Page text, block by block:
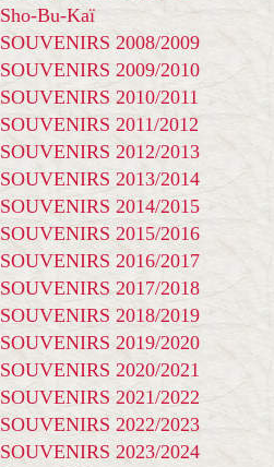
Sho-Bu-Kaï
SOUVENIRS 2008/2009
SOUVENIRS 2009/2010
SOUVENIRS 2010/2011
SOUVENIRS 2011/2012
SOUVENIRS 2012/2013
SOUVENIRS 2013/2014
SOUVENIRS 2014/2015
SOUVENIRS 2015/2016
SOUVENIRS 2016/2017
SOUVENIRS 2017/2018
SOUVENIRS 2018/2019
SOUVENIRS 2019/2020
SOUVENIRS 2020/2021
SOUVENIRS 2021/2022
SOUVENIRS 2022/2023
SOUVENIRS 2023/2024